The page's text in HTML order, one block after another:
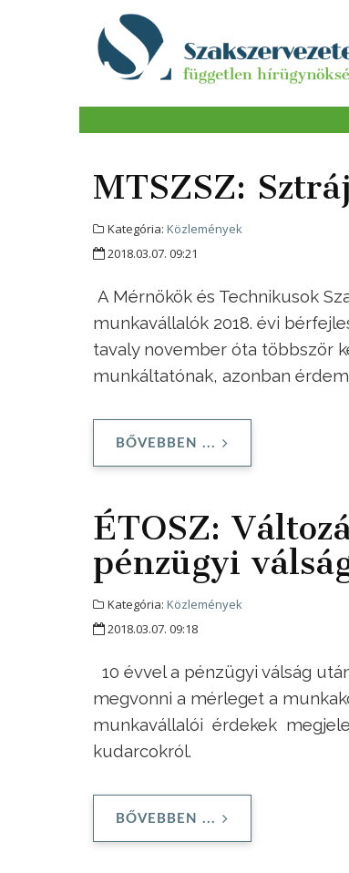
MTSZSZ:
Kategória: Közlemények
2018.03.07. 09:21
A Mérnökök és Technikusok
munkavállalók 2018. évi
tavaly november óta többször
munkáltatónak, azonban
BŐVEBBEN ...
ÉTOSZ:
pénzügyi
Kategória: Közlemények
2018.03.07. 09:18
10 évvel a pénzügyi válság
megvonni a mérleget a
munkavállalói érdekek
kudarcokról.
BŐVEBBEN ...